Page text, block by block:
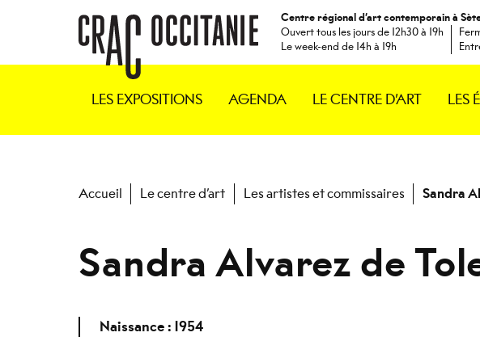
Accueil CRAC Centre régional d’art contemporain à
Ouvert tous les jours de 12h30 à 19h
Le week-end de 14h à 19h
LES EXPOSITIONS AGENDA LE CENTRE D’ART LES
Accueil Le centre d’art Les artistes et commissaires Sandra
Sandra Alvarez de
Naissance : 1954